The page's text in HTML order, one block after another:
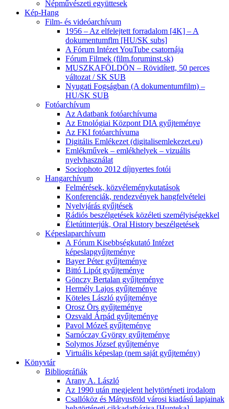
Népművészeti együttesek
Kép-Hang
Film- és videóarchívum
1956 – Az elfelejtett forradalom [4K] – A
dokumentumflm [HU/SK subs]
A Fórum Intézet YouTube csatornája
Fórum Filmek (film.foruminst.sk)
MUSZKAFÖLDÖN – Rövidített, 50 perces
változat / SK SUB
Nyugati Fogságban (A dokumentumfilm) –
HU/SK SUB
Fotóarchívum
Az Adatbank fotóarchívuma
Az Etnológiai Központ DIA gyűjteménye
Az FKI fotóarchívuma
Digitális Emlékezet (digitalisemlekezet.eu)
Emlékművek – emlékhelyek – vizuális
nyelvhasználat
Sociophoto 2012 díjnyertes fotói
Hangarchívum
Felmérések, közvéleménykutatások
Konferenciák, rendezvények hangfelvételei
Nyelvjárás gyűjtések
Rádiós beszélgetések közéleti személyiségekkel
Életútinterjúk, Oral History beszélgetések
Képeslaparchívum
A Fórum Kisebbségkutató Intézet
képeslapgyűjteménye
Bayer Péter gyűjteménye
Bittó Lipót gyűjteménye
Gönczy Bertalan gyűjteménye
Hermély Lajos gyűjteménye
Köteles László gyűjteménye
Orosz Örs gyűjteménye
Ozsvald Árpád gyűjteménye
Pavol Mózeš gyűjteménye
Sarnóczay György gyűjteménye
Solymos József gyűjteménye
Virtuális képeslap (nem saját gyűjtemény)
Könyvtár
Bibliográfiák
Arany A. László
Az 1990 után megjelent helytörténeti irodalom
Csallóköz és Mátyusföld városi kiadású lapjainak